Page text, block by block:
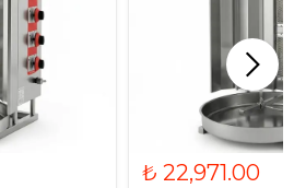
₺ 22,971.00